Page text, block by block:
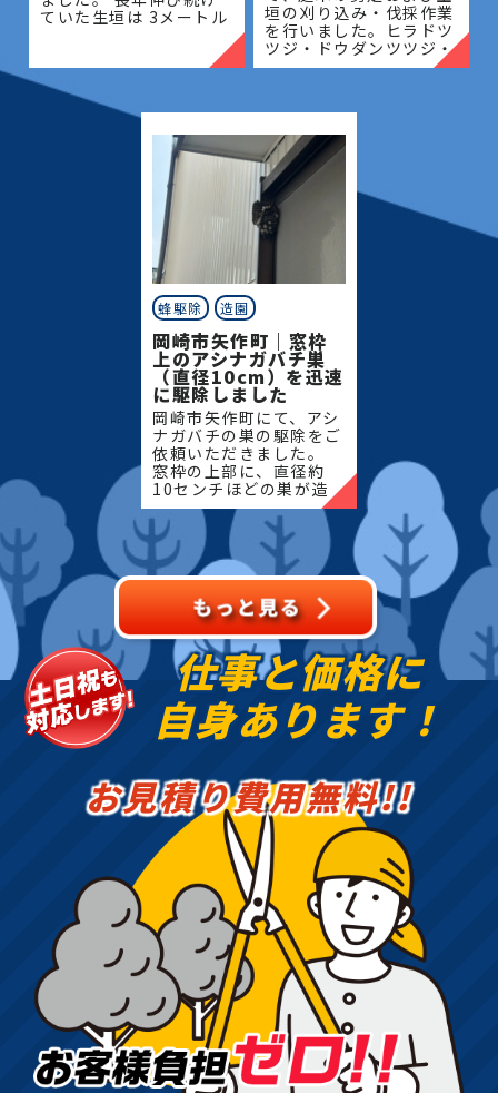
ていた生垣は 3メートル
り、管理が難しく、日当
たりや風通しにも影響が
出ている状態でした。今
垣の刈り込み・伐採作業
を行いました。ヒラドツ
ツジ・ドウダンツツジ・
マキの生垣、松、キンモ
中心に、樹形を整えなが
ら
蜂駆除 造園
岡崎市矢作町｜窓枠
上のアシナガバチ巣
（直径10cm）を迅速
に駆除しました
岡崎市矢作町にて、アシ
ナガバチの巣の駆除をご
依頼いただきました。
窓枠の上部に、直径約
10センチほどの巣が造
られており、生活動線に
近く危険な状態でした。
お客様よりご連絡をいた
だき、状況を確認後、即
日対応に
仕事と価格に
自身あります！
お見積り費用無料!!